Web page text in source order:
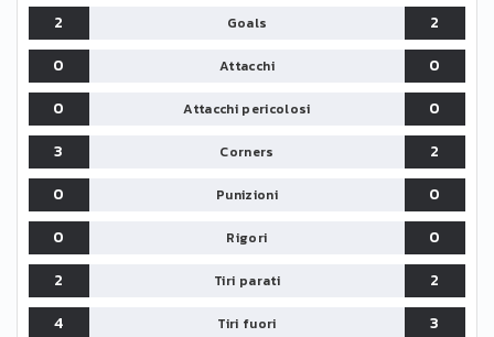
2 Goals
2
0
Attacchi
0
0
Attacchi pericolosi
0
3
Corners
2
0
Punizioni
0
0
Rigori
0
2
Tiri parati
2
4
Tiri fuori
3